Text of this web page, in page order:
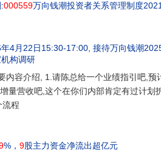
000559万向钱潮投资者关系管理制度
4月22日15:30-17:00 , 接待万向钱潮
构调研
内容介绍, 1.请陈总给一个业绩指引吧,
量营收吧,这个在你们内部肯定有过计划
流程
%， 9股主力资金净流出超亿元